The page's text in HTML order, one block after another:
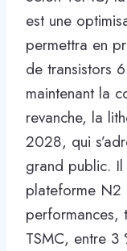
est une
permettra en
de transistors
maintenant la
revanche, la
2028, qui
grand public. Il
plateforme N2
performances,
TSMC, entre 3